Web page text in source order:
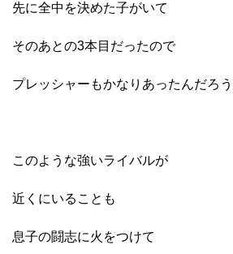
先に全中を決めた子がいて
そのあとの3本目だったので
プレッシャーもかなりあったんだろう
このような強いライバルが
近くにいることも
息子の闘志に火をつけて